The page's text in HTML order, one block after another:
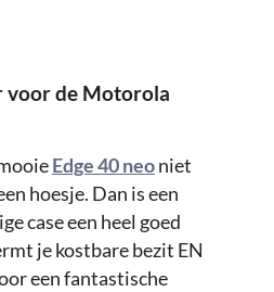
voor de Motorola
Edge 40 neoniet
hoesje. Dan is een
case een heel goed
je kostbare bezit EN
een fantastische